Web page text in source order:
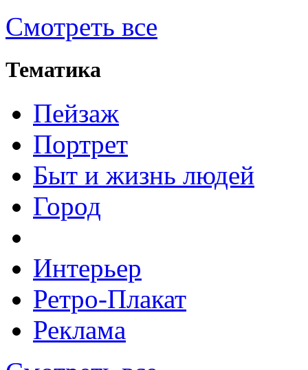
Смотреть все
Тематика
Пейзаж
Портрет
Быт и жизнь людей
Город
Интерьер
Ретро-Плакат
Реклама